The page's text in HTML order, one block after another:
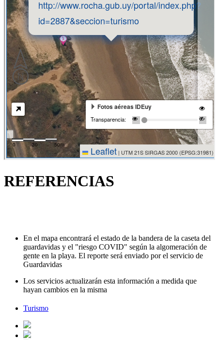
REFERENCIAS
En el mapa encontrará el estado de la bandera de la caseta del
guardavidas y el "riesgo COVID" según la algomeración de
gente en la playa. El reporte será enviado por el servicio de
Guardavidas
Los servicios actualizarán esta información a medida que
hayan cambios en la misma
Turismo